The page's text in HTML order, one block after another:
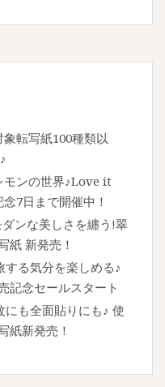
転写紙100種類以
モンの世界♪Love it
7日まで開催中！
ンな美しさを纏う!翠
紙 新発売！
する気分を楽しめる♪
記念セールスタート
にも全面貼りにも♪ 使
紙新発売！